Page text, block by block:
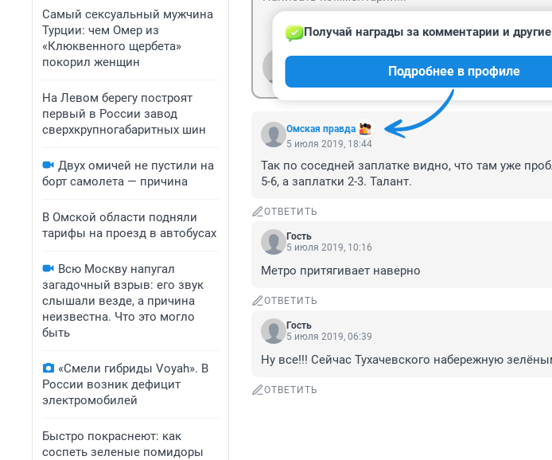
Самый сексуальный мужчина
Турции: чем Омер из
«Клюквенного щербета»
покорил женщин
На Левом берегу построят
первый в России завод
сверхкрупногабаритных шин
Двух омичей не пустили на
борт самолета — причина
В Омской области подняли
тарифы на проезд в автобусах
Всю Москву напугал
загадочный взрыв: его звук
слышали везде, а причина
неизвестна. Что это могло
быть
«Смели гибриды Voyah». В
России возник дефицит
электромобилей
Быстро покраснеют: как
соспеть зеленые помидоры
Омская правда
Получай награды за комментарии и
Подробнее в профиле
5 июля 2019, 18:44
Так по соседней заплатке видно, что там уже
5-6, а заплатки 2-3. Талант.
ОТВЕТИТЬ
Гость
5 июля 2019, 10:16
Метро притягивает наверно
ОТВЕТИТЬ
Гость
5 июля 2019, 06:39
Ну все!!! Сейчас Тухачевского набережную
ОТВЕТИТЬ